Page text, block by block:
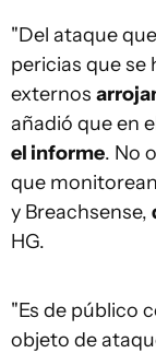
"Del ataque
pericias que
externos
añadió que en
el informe. No
que
y Breachsense,
HG.
"Es de público
objeto de